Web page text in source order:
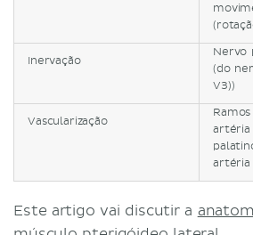
Inervação
Nervo
(do
V3))
Vascularização
artéria
artéria
Este artigo vai discutir a